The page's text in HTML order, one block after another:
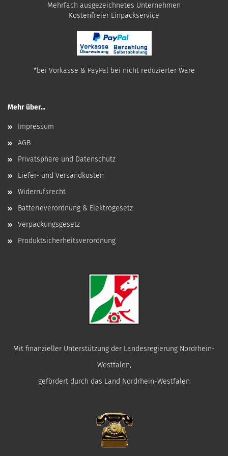
Mehrfach ausgezeichnetes Unternehmen
​Kostenfreier Einpackservice
*bei Vorkasse & PayPal bei nicht reduzierter Ware
Mehr über...
Impressum
AGB
Privatsphäre und Datenschutz
Liefer- und Versandkosten
Widerrufsrecht
Batterieverordnung & Elektrogesetz
Verpackungsgesetz
Produktsicherheitsverordnung
Mit finanzieller Unterstützung der Landesregierung Nordrhein-
Westfalen,
gefördert durch das Land Nordrhein-Westfalen